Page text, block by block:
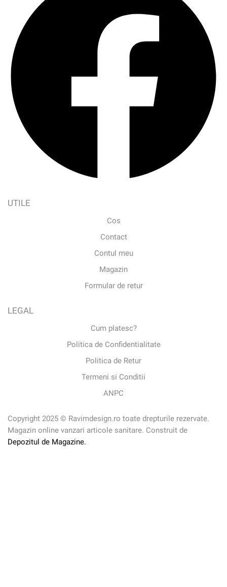
UTILE
Cos
Contact
Contul meu
Magazin
Formular de retur
LEGAL
Cum platesc?
Politica de Confidentialitate
Politica de Retur
Termeni si Conditii
ANPC
Copyright 2025 © Ravimdesign.ro toate drepturile rezervate.
Magazin online vanzari articole sanitare. Construit de
Depozitul de Magazine.